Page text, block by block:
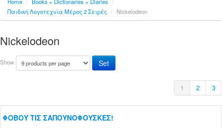
Παιδική Λογοτεχνία Μέρος 2 Σειρές / Nickelodeon
Nickelodeon
Show
1 2 3
ΦΟΒΟΥ ΤΙΣ ΣΑΠΟΥΝΟΦΟΥΣΚΕΣ!